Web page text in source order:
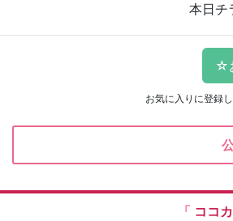
本日チ
お気に入りに登録
「 ココ